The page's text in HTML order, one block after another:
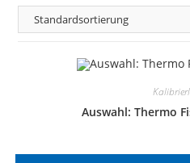
Auswahl: Thermo